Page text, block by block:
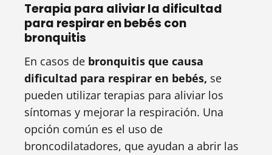
Terapia para aliviar la dificultad
para respirar en bebés con
bronquitis
En casos de bronquitis que causa
dificultad para respirar en bebés, se
pueden utilizar terapias para aliviar los
síntomas y mejorar la respiración. Una
opción común es el uso de
broncodilatadores, que ayudan a abrir las